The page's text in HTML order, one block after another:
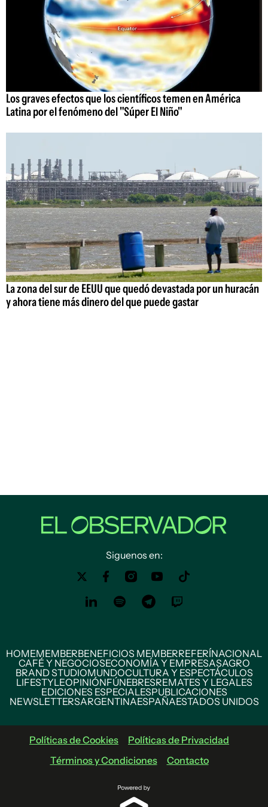
Los graves efectos que los científicos temen en América
Latina por el fenómeno del "Súper El Niño"
La zona del sur de EEUU que quedó devastada por un huracán
y ahora tiene más dinero del que puede gastar
Siguenos en:
HOMEMEMBERBENEFICIOS MEMBERREFERÍNACIONAL
CAFÉ Y NEGOCIOSECONOMÍA Y EMPRESASAGRO
BRAND STUDIOMUNDOCULTURA Y ESPECTÁCULOS
LIFESTYLEOPINIÓNFÚNEBRESREMATES Y LEGALES
EDICIONES ESPECIALESPUBLICACIONES
NEWSLETTERSARGENTINAESPAÑAESTADOS UNIDOS
Políticas de Cookies
Políticas de Privacidad
Términos y Condiciones
Contacto